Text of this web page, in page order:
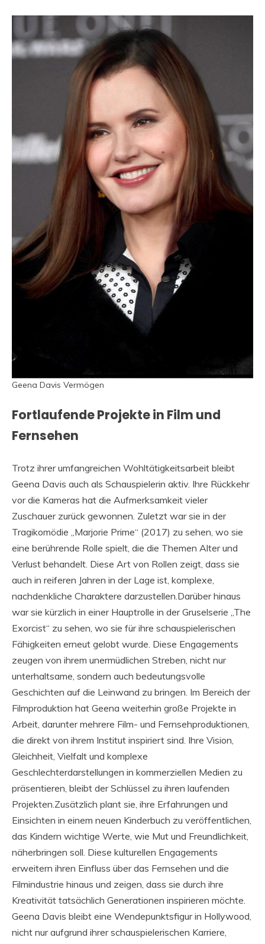
Geena Davis Vermögen
Fortlaufende Projekte in Film und
Fernsehen
Trotz ihrer umfangreichen Wohltätigkeitsarbeit bleibt
Geena Davis auch als Schauspielerin aktiv. Ihre Rückkehr
vor die Kameras hat die Aufmerksamkeit vieler
Zuschauer zurück gewonnen. Zuletzt war sie in der
Tragikomödie „Marjorie Prime“ (2017) zu sehen, wo sie
eine berührende Rolle spielt, die die Themen Alter und
Verlust behandelt. Diese Art von Rollen zeigt, dass sie
auch in reiferen Jahren in der Lage ist, komplexe,
nachdenkliche Charaktere darzustellen.Darüber hinaus
war sie kürzlich in einer Hauptrolle in der Gruselserie „The
Exorcist“ zu sehen, wo sie für ihre schauspielerischen
Fähigkeiten erneut gelobt wurde. Diese Engagements
zeugen von ihrem unermüdlichen Streben, nicht nur
unterhaltsame, sondern auch bedeutungsvolle
Geschichten auf die Leinwand zu bringen. Im Bereich der
Filmproduktion hat Geena weiterhin große Projekte in
Arbeit, darunter mehrere Film- und Fernsehproduktionen,
die direkt von ihrem Institut inspiriert sind. Ihre Vision,
Gleichheit, Vielfalt und komplexe
Geschlechterdarstellungen in kommerziellen Medien zu
präsentieren, bleibt der Schlüssel zu ihren laufenden
Projekten.Zusätzlich plant sie, ihre Erfahrungen und
Einsichten in einem neuen Kinderbuch zu veröffentlichen,
das Kindern wichtige Werte, wie Mut und Freundlichkeit,
näherbringen soll. Diese kulturellen Engagements
erweitern ihren Einfluss über das Fernsehen und die
Filmindustrie hinaus und zeigen, dass sie durch ihre
Kreativität tatsächlich Generationen inspirieren möchte.
Geena Davis bleibt eine Wendepunktsfigur in Hollywood,
nicht nur aufgrund ihrer schauspielerischen Karriere,